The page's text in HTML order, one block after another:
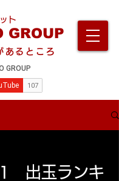
ト
GROUP
あるところ
出玉ランキ